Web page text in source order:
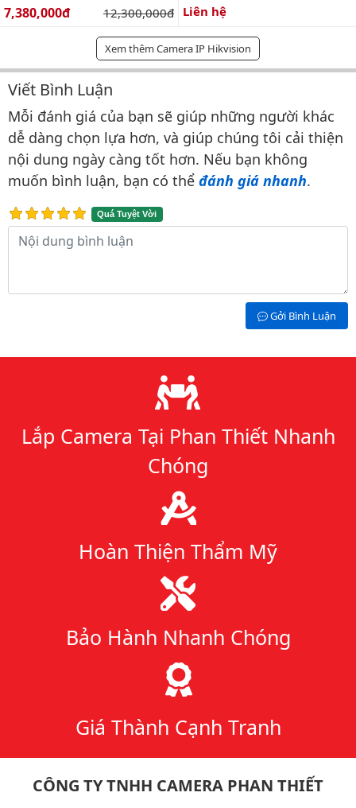
Giá bán:
7,380,000đ Giá gốc:
12,300,000đ Liên hệ
Xem thêm Camera IP Hikvision
Bình luận & Đánh giá
Viết Bình Luận
Mỗi đánh giá của bạn sẽ giúp những người khác
dễ dàng chọn lựa hơn, và giúp chúng tôi cải thiện
nội dung ngày càng tốt hơn. Nếu bạn không
muốn bình luận, bạn có thể đánh giá nhanh.
Quá Tuyệt Vời
Nội dung bình luận
Gởi Bình Luận
Lý do chọn chúng tôi
Lắp Camera Tại Phan Thiết Nhanh
Chóng
Hoàn Thiện Thẩm Mỹ
Bảo Hành Nhanh Chóng
Giá Thành Cạnh Tranh
CÔNG TY TNHH CAMERA PHAN THIẾT